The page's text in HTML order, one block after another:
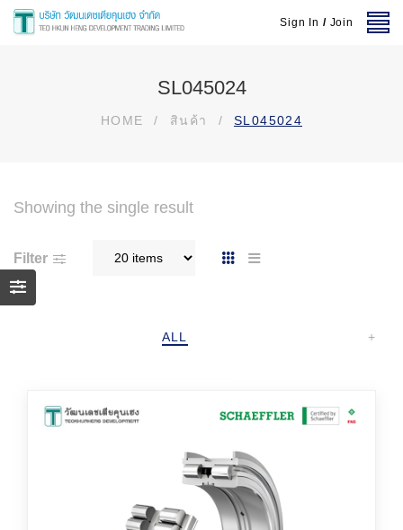
Sign In / Join
SL045024
HOME / สินค้า / SL045024
Showing the single result
Filter
ALL +